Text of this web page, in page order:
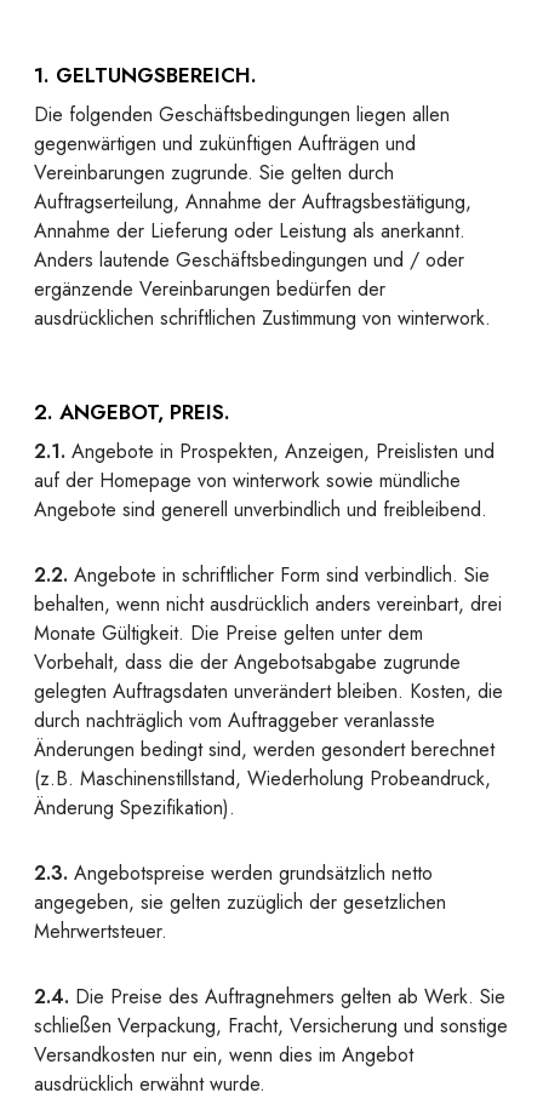
1. GELTUNGSBEREICH.
Die folgenden Geschäftsbedingungen liegen allen
gegenwärtigen und zukünftigen Aufträgen und
Vereinbarungen zugrunde. Sie gelten durch
Auftragserteilung, Annahme der Auftragsbestätigung,
Annahme der Lieferung oder Leistung als anerkannt.
Anders lautende Geschäftsbedingungen und / oder
ergänzende Vereinbarungen bedürfen der
ausdrücklichen schriftlichen Zustimmung von winterwork.
2. ANGEBOT, PREIS.
2.1. Angebote in Prospekten, Anzeigen, Preislisten und
auf der Homepage von winterwork sowie mündliche
Angebote sind generell unverbindlich und freibleibend.
2.2. Angebote in schriftlicher Form sind verbindlich. Sie
behalten, wenn nicht ausdrücklich anders vereinbart, drei
Monate Gültigkeit. Die Preise gelten unter dem
Vorbehalt, dass die der Angebotsabgabe zugrunde
gelegten Auftragsdaten unverändert bleiben. Kosten, die
durch nachträglich vom Auftraggeber veranlasste
Änderungen bedingt sind, werden gesondert berechnet
(z.B. Maschinenstillstand, Wiederholung Probeandruck,
Änderung Spezifikation).
2.3. Angebotspreise werden grundsätzlich netto
angegeben, sie gelten zuzüglich der gesetzlichen
Mehrwertsteuer.
2.4. Die Preise des Auftragnehmers gelten ab Werk. Sie
schließen Verpackung, Fracht, Versicherung und sonstige
Versandkosten nur ein, wenn dies im Angebot
ausdrücklich erwähnt wurde.